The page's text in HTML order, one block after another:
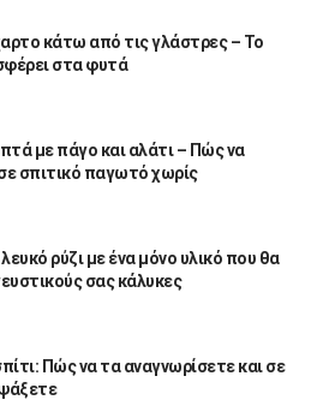
κάτω από τις γλάστρες – Το
στα φυτά
με πάγο και αλάτι – Πώς να
σπιτικό παγωτό χωρίς
ρύζι με ένα μόνο υλικό που θα
σας κάλυκες
Πώς να τα αναγνωρίσετε και σε